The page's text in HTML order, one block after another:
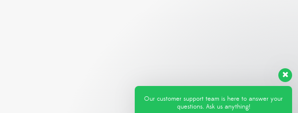
Our customer support team is here to answer your
questions. Ask us anything!